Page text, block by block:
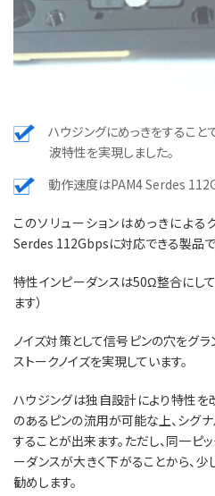
ハウジングにめっきをすること
波特性を実現しました。
動作速度はPAM4 Serdes
このソリューションはめっきによ
Serdes 112Gbpsに対応できる製品で
特性インピーダンスは50Ω整合にし
ます）
ノイズ対策として信号ピンの穴をグ
ストークノイズを実現しています。
ハウジングは独自設計により特性を
のあるピンの流用が可能な上、シグ
することが出来ます。ただし、同一ピ
ーダンスが大きく下がることから、
勧めします。